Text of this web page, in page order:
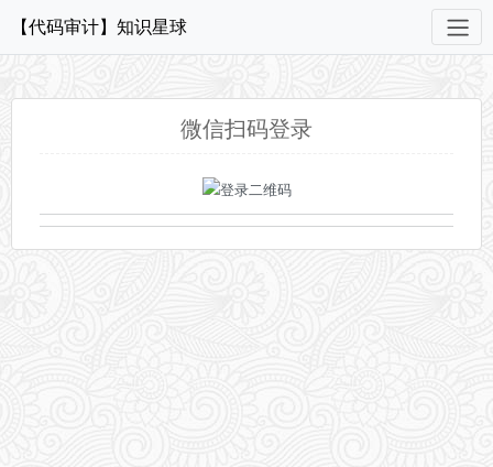
【代码审计】知识星球
微信扫码登录